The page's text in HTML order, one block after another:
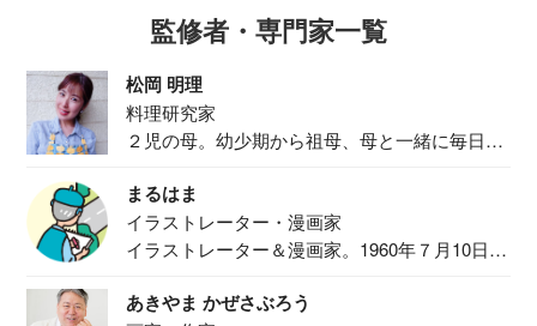
監修者・専門家一覧
松岡 明理
料理研究家
２児の母。幼少期から祖母、母と一緒に毎日の
まるはま
イラストレーター・漫画家
イラストレーター＆漫画家。1960年７月10日生
あきやま かぜさぶろう